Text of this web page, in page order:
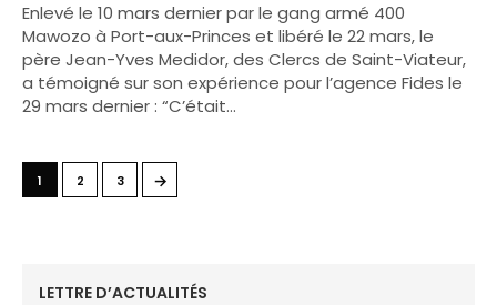
Enlevé le 10 mars dernier par le gang armé 400
Mawozo à Port-aux-Princes et libéré le 22 mars, le
père Jean-Yves Medidor, des Clercs de Saint-Viateur,
a témoigné sur son expérience pour l’agence Fides le
29 mars dernier : “C’était…
1 2 3 →
LETTRE D’ACTUALITÉS